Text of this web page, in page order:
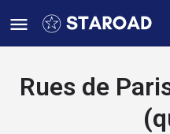
Rues de